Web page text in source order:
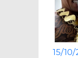
15/10/